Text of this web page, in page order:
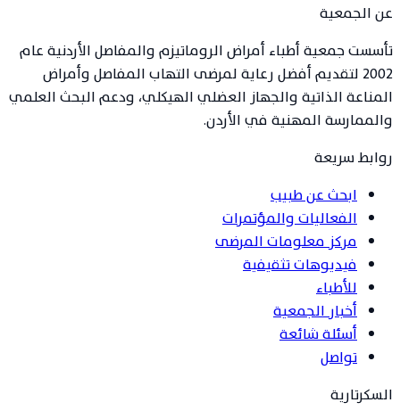
عن الجمعية
تأسست جمعية أطباء أمراض الروماتيزم والمفاصل الأردنية عام
2002 لتقديم أفضل رعاية لمرضى التهاب المفاصل وأمراض
المناعة الذاتية والجهاز العضلي الهيكلي، ودعم البحث العلمي
والممارسة المهنية في الأردن.
روابط سريعة
ابحث عن طبيب
الفعاليات والمؤتمرات
مركز معلومات المرضى
فيديوهات تثقيفية
للأطباء
أخبار الجمعية
أسئلة شائعة
تواصل
السكرتارية